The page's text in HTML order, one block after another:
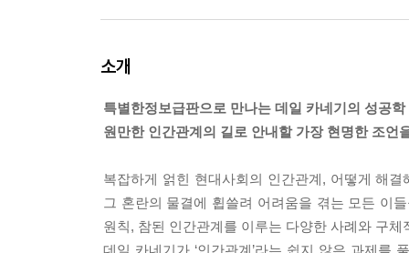
소개
특별한정보급판으로 만나는 데일 카네기의 성공
원만한 인간관계의 길로 안내할 가장 현명한 조언
복잡하게 얽힌 현대사회의 인간관계, 어떻게 해
그 혼란의 물결에 휩쓸려 어려움을 겪는 모든 이
원칙, 참된 인간관계를 이루는 다양한 사례와 구
데일 카네기가 ‘인간관계’라는 쉽지 않은 과제를